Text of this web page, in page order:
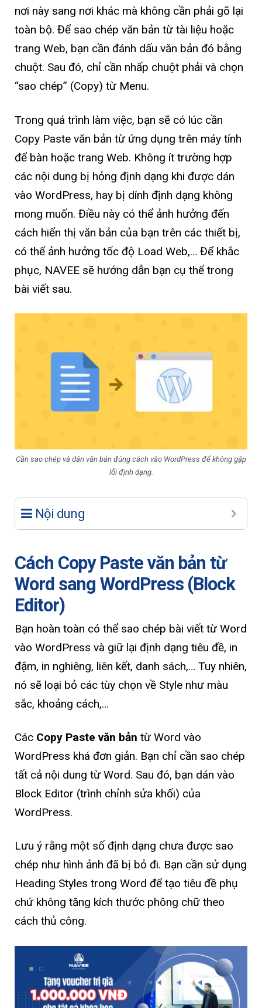
nơi này sang nơi khác mà không cần phải gõ lại
toàn bộ. Để sao chép văn bản từ tài liệu hoặc
trang Web, bạn cần đánh dấu văn bản đó bằng
chuột. Sau đó, chỉ cần nhấp chuột phải và chọn
“sao chép” (Copy) từ Menu.
Trong quá trình làm việc, bạn sẽ có lúc cần
Copy Paste văn bản từ ứng dụng trên máy tính
để bàn hoặc trang Web. Không ít trường hợp
các nội dung bị hỏng định dạng khi được dán
vào WordPress, hay bị dính định dạng không
mong muốn. Điều này có thể ảnh hưởng đến
cách hiển thị văn bản của bạn trên các thiết bị,
có thể ảnh hưởng tốc độ Load Web,… Để khắc
phục, NAVEE sẽ hướng dẫn bạn cụ thể trong
bài viết sau.
Cần sao chép và dán văn bản đúng cách vào WordPress để không gặp
lỗi định dạng.
Nội dung
Cách Copy Paste văn bản từ
Word sang WordPress (Block
Editor)
Bạn hoàn toàn có thể sao chép bài viết từ Word
vào WordPress và giữ lại định dạng tiêu đề, in
đậm, in nghiêng, liên kết, danh sách,… Tuy nhiên,
nó sẽ loại bỏ các tùy chọn về Style như màu
sắc, khoảng cách,…
Các Copy Paste văn bản từ Word vào
WordPress khá đơn giản. Bạn chỉ cần sao chép
tất cả nội dung từ Word. Sau đó, bạn dán vào
Block Editor (trình chỉnh sửa khối) của
WordPress.
Lưu ý rằng một số định dạng chưa được sao
chép như hình ảnh đã bị bỏ đi. Bạn cần sử dụng
Heading Styles trong Word để tạo tiêu đề phụ
chứ không tăng kích thước phông chữ theo
cách thủ công.